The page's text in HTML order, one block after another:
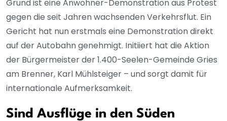
Grund ist eine Anwohner-Demonstration aus Protest
gegen die seit Jahren wachsenden Verkehrsflut. Ein
Gericht hat nun erstmals eine Demonstration direkt
auf der Autobahn genehmigt. Initiiert hat die Aktion
der Bürgermeister der 1.400-Seelen-Gemeinde Gries
am Brenner, Karl Mühlsteiger – und sorgt damit für
internationale Aufmerksamkeit.
Sind Ausflüge in den Süden